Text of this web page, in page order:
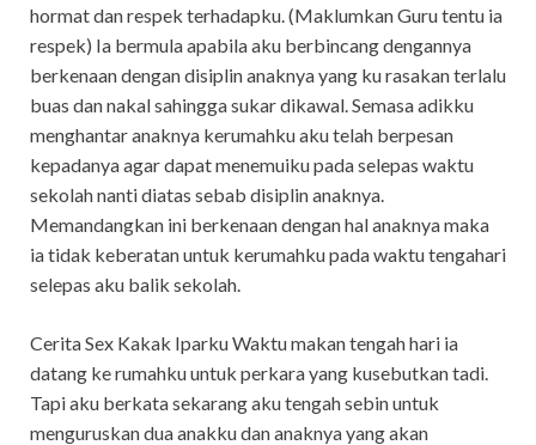
hormat dan respek terhadapku. (Maklumkan Guru tentu ia
respek) Ia bermula apabila aku berbincang dengannya
berkenaan dengan disiplin anaknya yang ku rasakan terlalu
buas dan nakal sahingga sukar dikawal. Semasa adikku
menghantar anaknya kerumahku aku telah berpesan
kepadanya agar dapat menemuiku pada selepas waktu
sekolah nanti diatas sebab disiplin anaknya.
Memandangkan ini berkenaan dengan hal anaknya maka
ia tidak keberatan untuk kerumahku pada waktu tengahari
selepas aku balik sekolah.
Cerita Sex Kakak Iparku Waktu makan tengah hari ia
datang ke rumahku untuk perkara yang kusebutkan tadi.
Tapi aku berkata sekarang aku tengah sebin untuk
menguruskan dua anakku dan anaknya yang akan